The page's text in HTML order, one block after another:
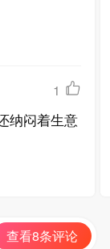
1
纳闷着生意
查看8条评论